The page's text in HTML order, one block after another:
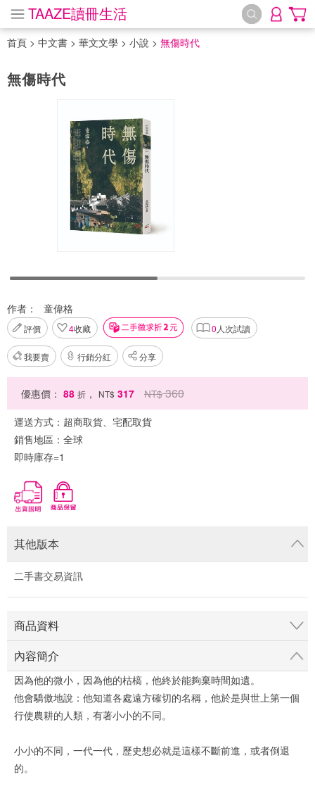
TAAZE讀冊生活
首頁 > 中文書 > 華文文學 > 小說 > 無傷時代
無傷時代
作者： 童偉格
評價 4收藏 0 人次試讀
我要賣 行銷分紅 分享
優惠價： 88 折 ， NT$ 317 NT$ 360
運送方式： 超商取貨、宅配取貨
銷售地區： 全球
即時庫存=1
其他版本
二手書交易資訊
商品資料
內容簡介
因為他的微小，因為他的枯槁，他終於能夠棄時間如遺。
他會驕傲地說：他知道各處遠方確切的名稱，他於是與世上第一個
行使農耕的人類，有著小小的不同。
小小的不同，一代一代，歷史想必就是這樣不斷前進，或者倒退
的。